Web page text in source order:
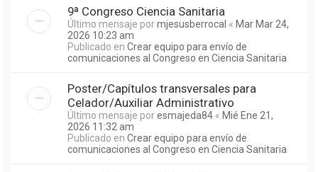
9ª Congreso Ciencia Sanitaria
Último mensaje pormjesusberrocal « Mar Mar 24,
2026 10:23 am
Publicado en Crear equipo para envío de
comunicaciones al Congreso en Ciencia Sanitaria
Poster/Capítulos transversales para
Celador/Auxiliar Administrativo
Último mensaje poresmajeda84 « Mié Ene 21,
2026 11:32 am
Publicado en Crear equipo para envío de
comunicaciones al Congreso en Ciencia Sanitaria